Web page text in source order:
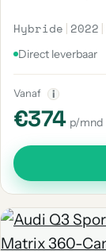
Hybride | 2022 |
Direct leverbaar
Vanaf i
€374 p/mnd